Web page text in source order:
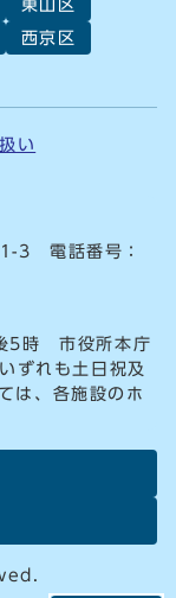
東山区
西京区
い
3 電話番号：
5時 市役所本庁
ずれも土日祝及
は、各施設のホ